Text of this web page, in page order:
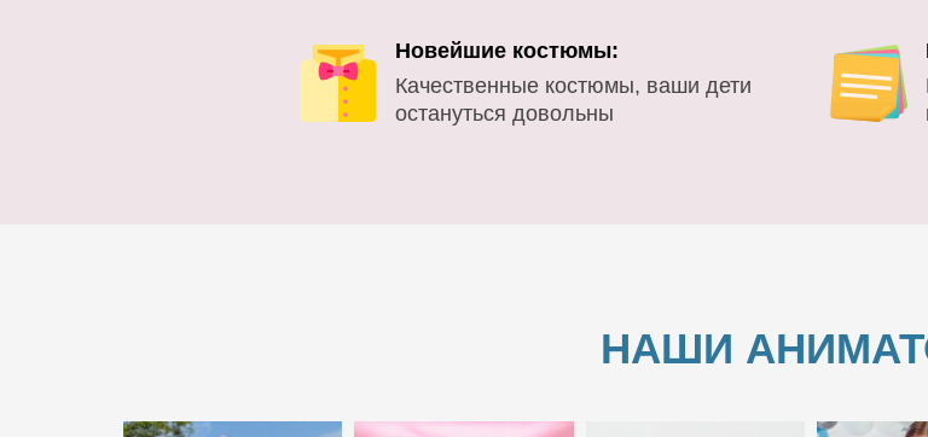
Новейшие костюмы:
Качественные костюмы, ваши дети
остануться довольны
НАШИ